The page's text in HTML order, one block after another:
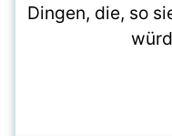
Dingen, die, so